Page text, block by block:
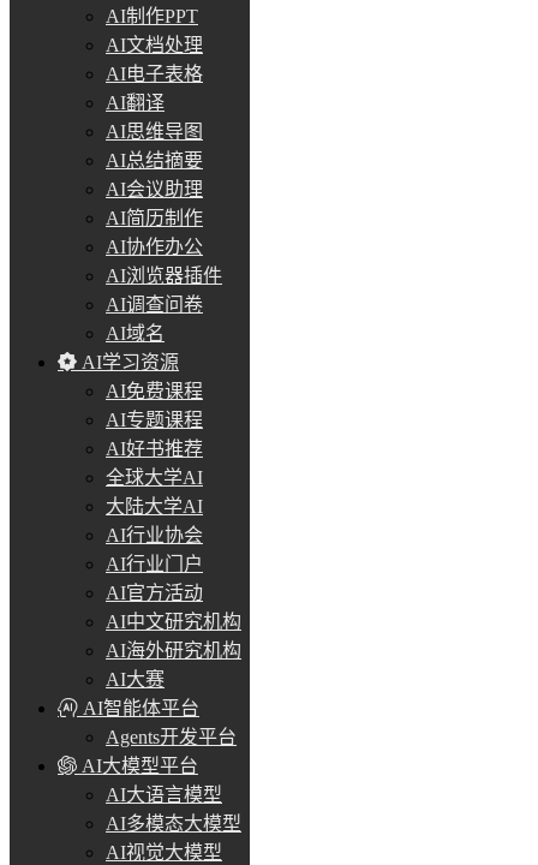
AI制作PPT
AI文档处理
AI电子表格
AI翻译
AI思维导图
AI总结摘要
AI会议助理
AI简历制作
AI协作办公
AI浏览器插件
AI调查问卷
AI域名
AI学习资源
AI免费课程
AI专题课程
AI好书推荐
全球大学AI
大陆大学AI
AI行业协会
AI行业门户
AI官方活动
AI中文研究机构
AI海外研究机构
AI大赛
AI智能体平台
Agents开发平台
AI大模型平台
AI大语言模型
AI多模态大模型
AI视觉大模型